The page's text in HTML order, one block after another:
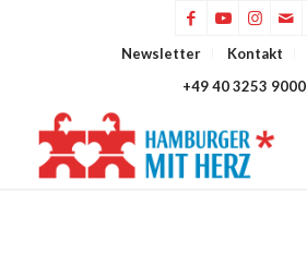
Newsletter Kontakt
+49 40 3253 9000